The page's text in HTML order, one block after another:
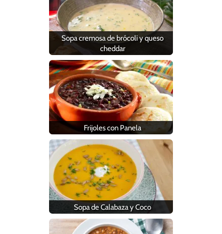
Sopa cremosa de brócoli y queso
cheddar
Frijoles con Panela
Sopa de Calabaza y Coco